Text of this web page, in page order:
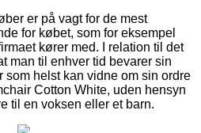
er på vagt for de mest
for købet, som for eksempel
kører med. I relation til det
man til enhver tid bevarer sin
som helst kan vidne om sin ordre
Cotton White, uden hensyn
til en voksen eller et barn.